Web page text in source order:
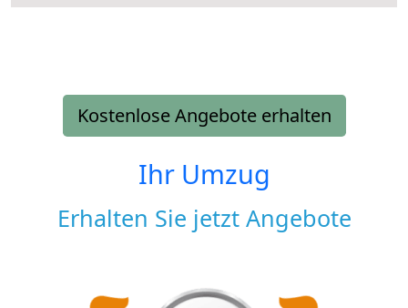
Kostenlose Angebote erhalten
Ihr Umzug
Erhalten Sie jetzt Angebote